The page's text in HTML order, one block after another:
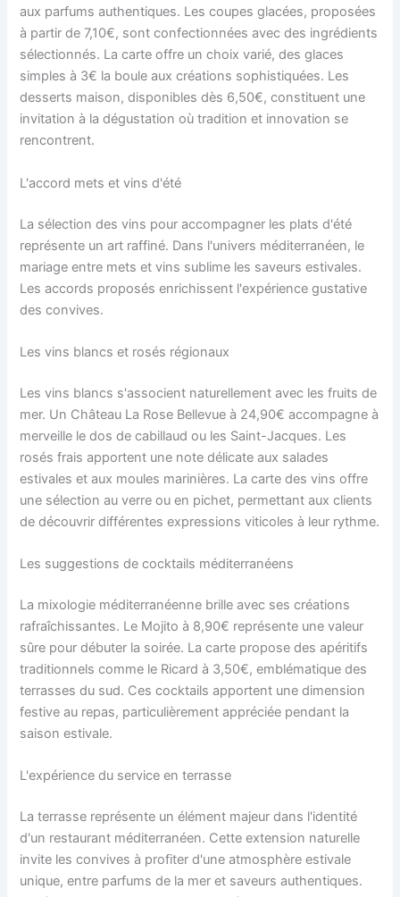
aux parfums authentiques. Les coupes glacées, proposées
à partir de 7,10€, sont confectionnées avec des ingrédients
sélectionnés. La carte offre un choix varié, des glaces
simples à 3€ la boule aux créations sophistiquées. Les
desserts maison, disponibles dès 6,50€, constituent une
invitation à la dégustation où tradition et innovation se
rencontrent.
L'accord mets et vins d'été
La sélection des vins pour accompagner les plats d'été
représente un art raffiné. Dans l'univers méditerranéen, le
mariage entre mets et vins sublime les saveurs estivales.
Les accords proposés enrichissent l'expérience gustative
des convives.
Les vins blancs et rosés régionaux
Les vins blancs s'associent naturellement avec les fruits de
mer. Un Château La Rose Bellevue à 24,90€ accompagne à
merveille le dos de cabillaud ou les Saint-Jacques. Les
rosés frais apportent une note délicate aux salades
estivales et aux moules marinières. La carte des vins offre
une sélection au verre ou en pichet, permettant aux clients
de découvrir différentes expressions viticoles à leur rythme.
Les suggestions de cocktails méditerranéens
La mixologie méditerranéenne brille avec ses créations
rafraîchissantes. Le Mojito à 8,90€ représente une valeur
sûre pour débuter la soirée. La carte propose des apéritifs
traditionnels comme le Ricard à 3,50€, emblématique des
terrasses du sud. Ces cocktails apportent une dimension
festive au repas, particulièrement appréciée pendant la
saison estivale.
L'expérience du service en terrasse
La terrasse représente un élément majeur dans l'identité
d'un restaurant méditerranéen. Cette extension naturelle
invite les convives à profiter d'une atmosphère estivale
unique, entre parfums de la mer et saveurs authentiques.